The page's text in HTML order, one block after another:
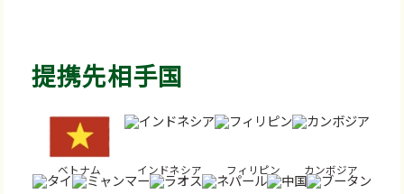
提携先相手国
ベトナム インドネシア フィリピン カンボジア